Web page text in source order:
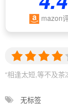
mazon
“相逢太短,等不及茶
无标签